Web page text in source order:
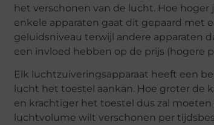
het verschonen van de lucht. Hoe hoger
enkele apparaten gaat dit gepaard met
geluidsniveau terwijl andere apparaten
een invloed hebben op de prijs (hogere
Elk luchtzuiveringsapparaat heeft een
lucht het toestel aankan. Hoe groter de
en krachtiger het toestel dus zal
luchtvolume wilt verschonen per